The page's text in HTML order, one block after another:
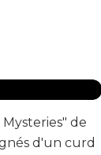
de
d'un curd